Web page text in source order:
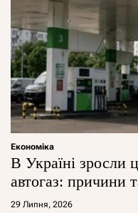
Економіка
В Україні зросли
автогаз: причини
29 Липня, 2026